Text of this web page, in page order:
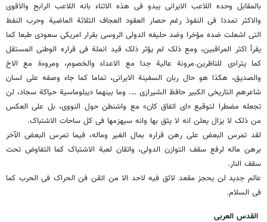
بالمقابل وحده اللاعب الایرانی یبدو فی هذه الاثناء بانه اللاعب الرابح والاقوى
والاکثر تمددا فی النفوذ رغم حصار العقود العجاف الثلاثة الماضیة وحرب النفط
التی اشعلت ضده مؤخرا وضد حلیفه الدولی الروسی بقرار امریکی سعودی طبعا کما
یقرأ اکثر المراقبین، ومع ذلک لم یؤثر ذلک قید انملة فی قراره الوطنی المستقل
کما یتراءى للناظرین.مرونة عالیة جدا مع الاعداء والخصوم، ومروءة مع الاخ
والصدیق، هکذا هو حال ربان السفینة الایرانی، تماما کما جاء وصفه على لسان
شاعرهم التاریخی الکبیر حافظ الشیرازی …. وما بینهما دیبلوماسیة حیاکة سجاد، لن
تجعله مضطرا لتوقیع «ای اتفاق کان» مع واشنطن حول النووی، بل على العکس
من ذلک لا یزال یعلن انه لا یثق بها وانه سیهزمها فی کل ساحات الاشتباک.
لقد تمرس البعض على رهن قراره بمال الغیر وماله، فیما تمرس البعض الآخر
برهن ماله لرفع سقف التوازن الدولی، واتقان لعبة الاشتباک کما التفاوض تحت
سقف النار.
عالم جدید لن یحجز مقعد لائق فیه لاحد الا من اتقن فن الحراک فی الحرب کما
فی السلام.
القدس العربی